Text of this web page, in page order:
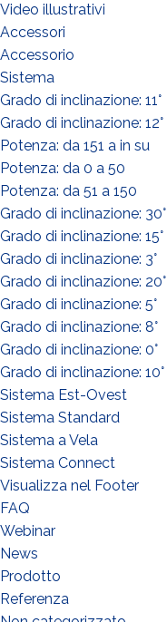
Video illustrativi
Accessori
Accessorio
Sistema
Grado di inclinazione: 11°
Grado di inclinazione: 12°
Potenza: da 151 a in su
Potenza: da 0 a 50
Potenza: da 51 a 150
Grado di inclinazione: 30°
Grado di inclinazione: 15°
Grado di inclinazione: 3°
Grado di inclinazione: 20°
Grado di inclinazione: 5°
Grado di inclinazione: 8°
Grado di inclinazione: 0°
Grado di inclinazione: 10°
Sistema Est-Ovest
Sistema Standard
Sistema a Vela
Sistema Connect
Visualizza nel Footer
FAQ
Webinar
News
Prodotto
Referenza